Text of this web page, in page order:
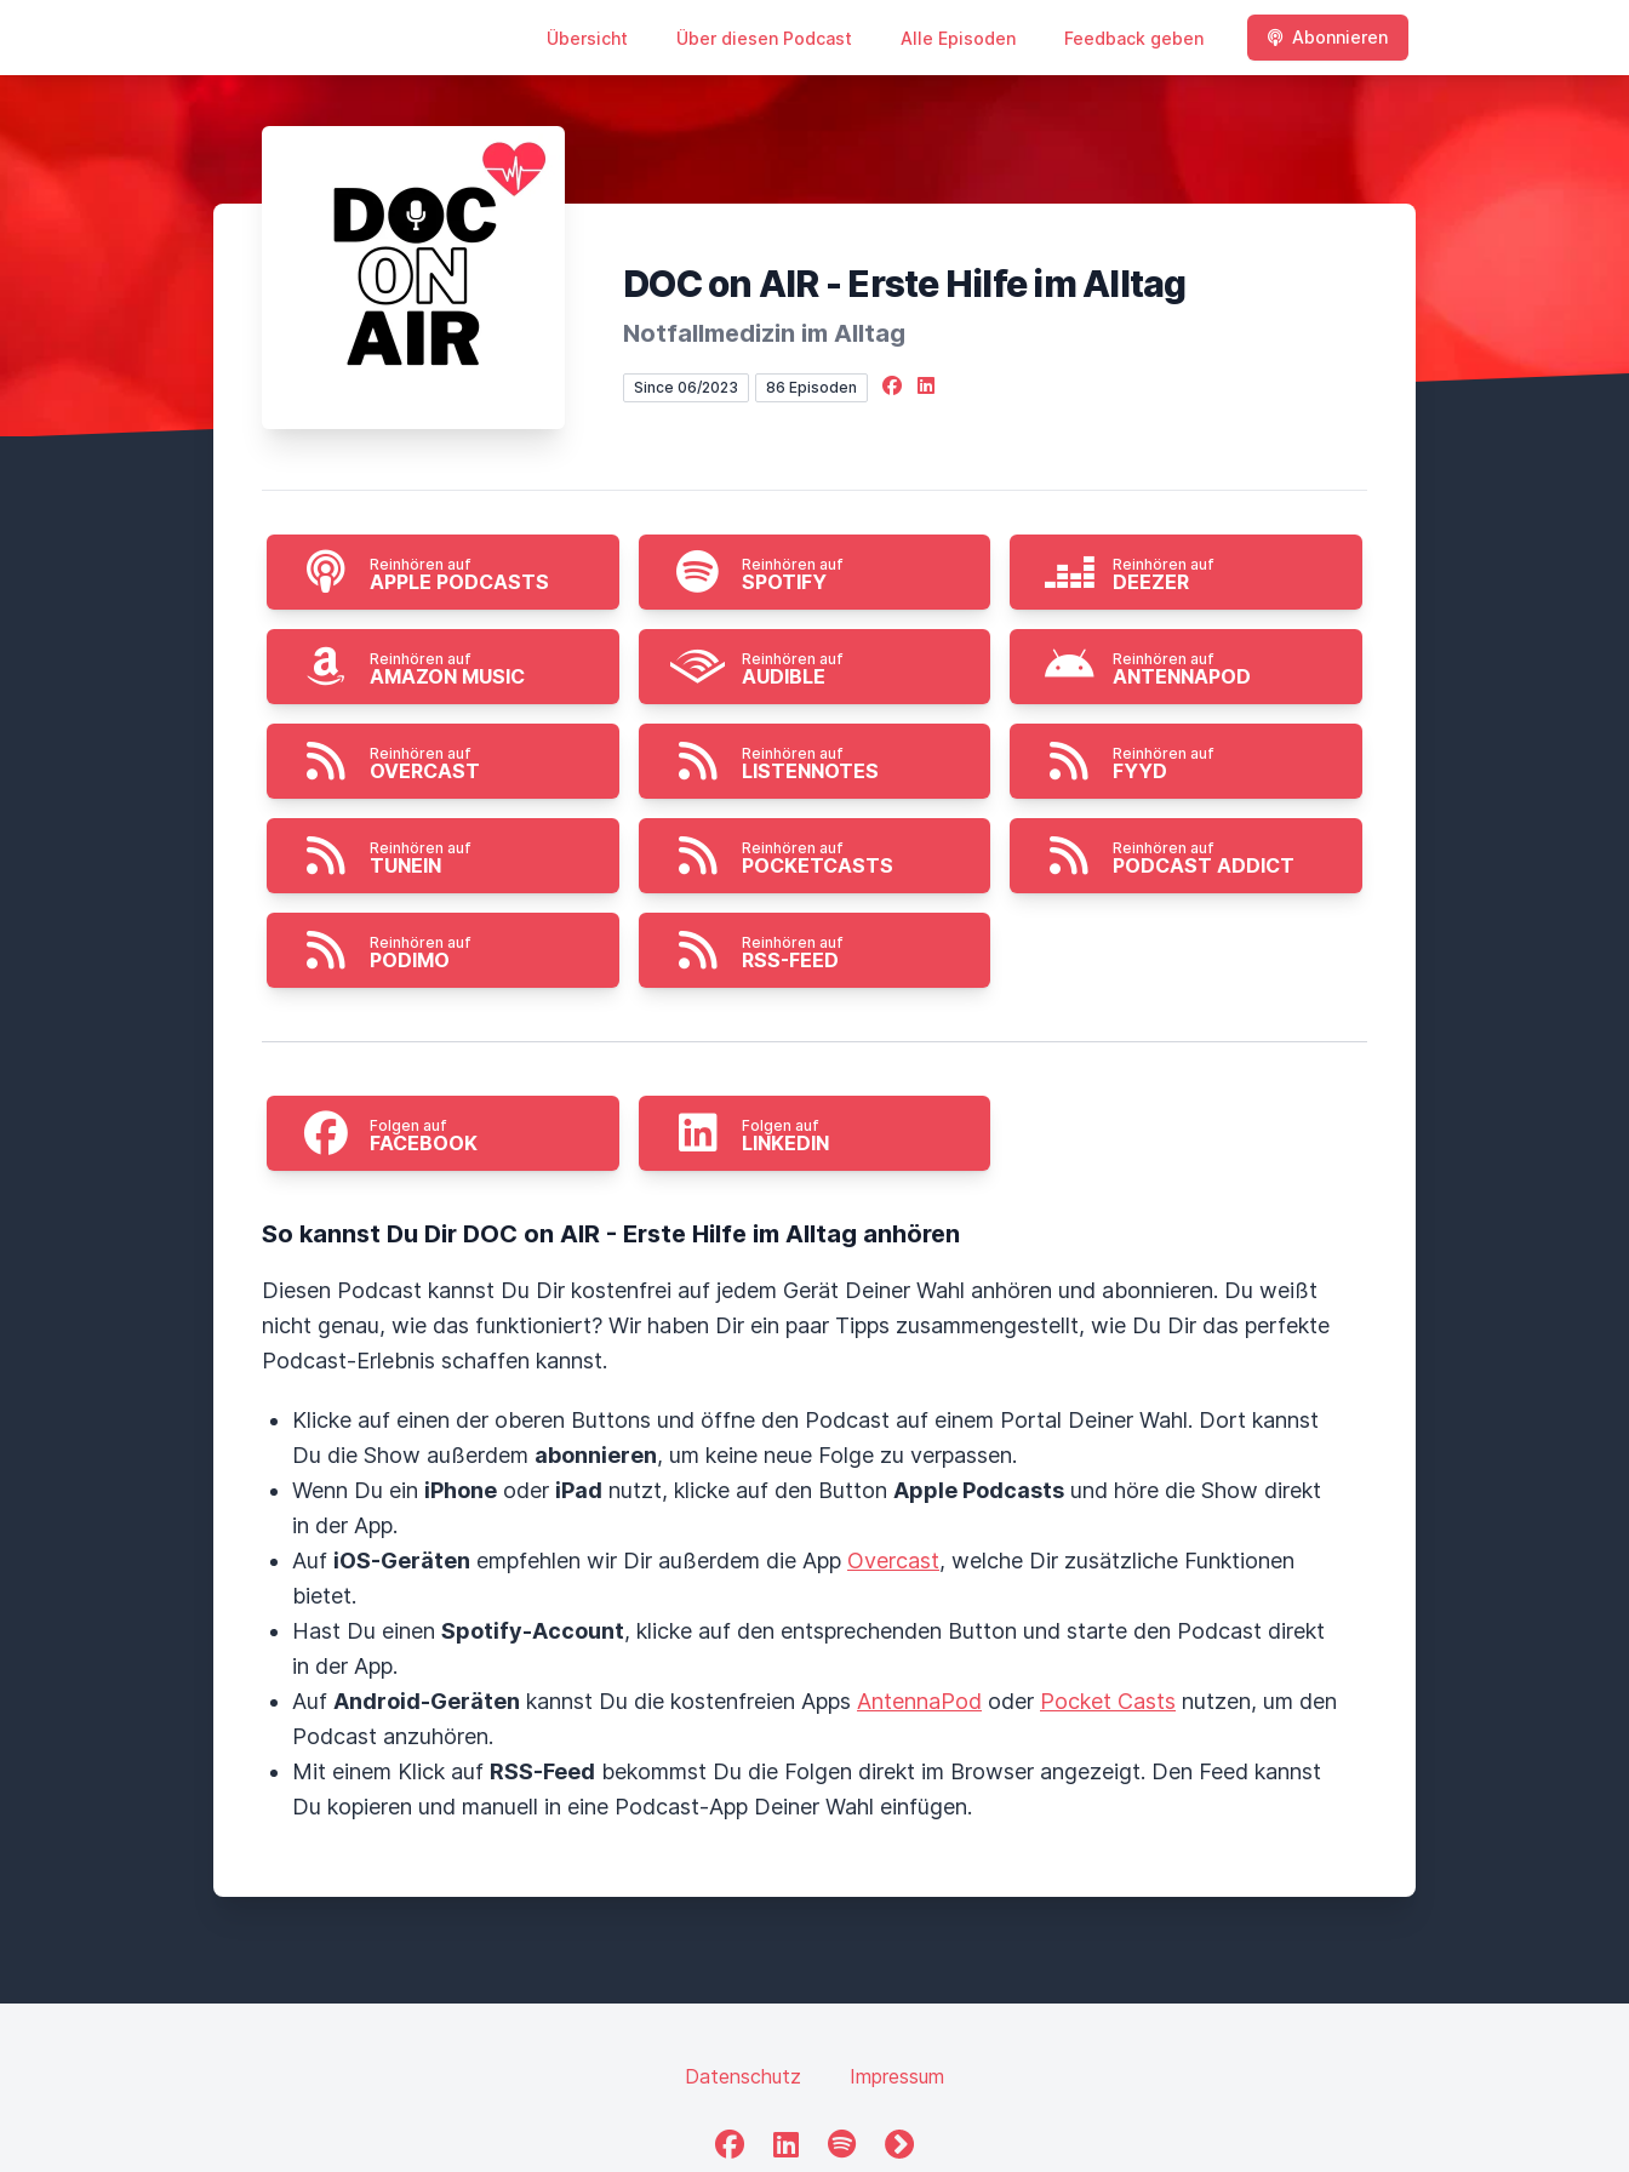
Übersicht Über diesen Podcast Alle Episoden Feedback geben Abonnieren
DOC on AIR - Erste Hilfe im Alltag
Notfallmedizin im Alltag
Since 06/2023 86 Episoden Facebook
LinkedIn
Reinhören auf
APPLE PODCASTS
Reinhören auf
SPOTIFY
Reinhören auf
DEEZER
Reinhören auf
AMAZON MUSIC
Reinhören auf
AUDIBLE
Reinhören auf
ANTENNAPOD
Reinhören auf
OVERCAST
Reinhören auf
LISTENNOTES
Reinhören auf
FYYD
Reinhören auf
TUNEIN
Reinhören auf
POCKETCASTS
Reinhören auf
PODCAST ADDICT
Reinhören auf
PODIMO
Reinhören auf
RSS-FEED
Folgen auf
FACEBOOK
Folgen auf
LINKEDIN
So kannst Du Dir DOC on AIR - Erste Hilfe im Alltag anhören
Diesen Podcast kannst Du Dir kostenfrei auf jedem Gerät Deiner Wahl anhören und abonnieren. Du weißt
nicht genau, wie das funktioniert? Wir haben Dir ein paar Tipps zusammengestellt, wie Du Dir das perfekte
Podcast-Erlebnis schaffen kannst.
Klicke auf einen der oberen Buttons und öffne den Podcast auf einem Portal Deiner Wahl. Dort kannst
Du die Show außerdem abonnieren, um keine neue Folge zu verpassen.
Wenn Du ein iPhone oder iPad nutzt, klicke auf den Button Apple Podcasts und höre die Show direkt
in der App.
Auf iOS-Geräten empfehlen wir Dir außerdem die App Overcast, welche Dir zusätzliche Funktionen
bietet.
Hast Du einen Spotify-Account, klicke auf den entsprechenden Button und starte den Podcast direkt
in der App.
Auf Android-Geräten kannst Du die kostenfreien Apps AntennaPod oder Pocket Casts nutzen, um den
Podcast anzuhören.
Mit einem Klick auf RSS-Feed bekommst Du die Folgen direkt im Browser angezeigt. Den Feed kannst
Du kopieren und manuell in eine Podcast-App Deiner Wahl einfügen.
Datenschutz Impressum
FacebookLinkedInSpotifyfyyd